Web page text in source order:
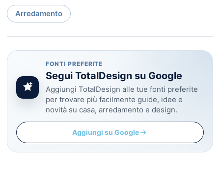
Arredamento
FONTI PREFERITE
Segui TotalDesign su Google
Aggiungi TotalDesign alle tue fonti preferite
per trovare più facilmente guide, idee e
novità su casa, arredamento e design.
Aggiungi su Google